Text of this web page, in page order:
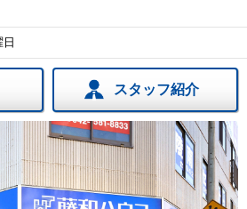
スタッフ紹介